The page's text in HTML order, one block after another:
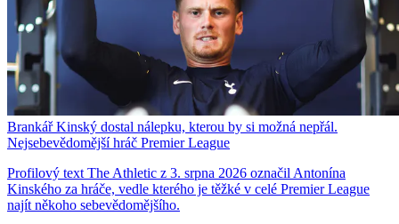
Brankář Kinský dostal nálepku, kterou by si možná nepřál.
Nejsebevědomější hráč Premier League
Profilový text The Athletic z 3. srpna 2026 označil Antonína
Kinského za hráče, vedle kterého je těžké v celé Premier League
najít někoho sebevědomějšího.